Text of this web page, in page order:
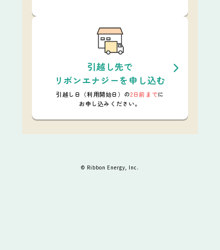
引越し先で
リボンエナジーを申し込む
引越し日（利用開始日）の2日前までに
お申し込みください。
© Ribbon Energy, Inc.